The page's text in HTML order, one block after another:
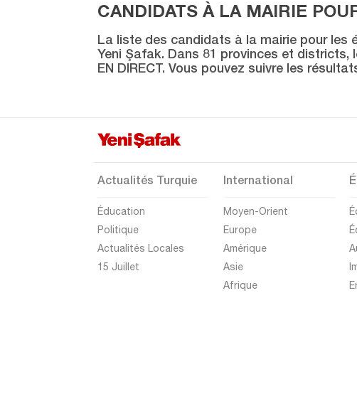
Tekirdağ
Tokat
Trabzon
Uşak
Van
Yalova
Zonguldak
CANDIDATS À LA MAIRIE
La liste des candidats à la mairie pour les
Yeni Şafak. Dans 81 provinces et
EN DIRECT. Vous pouvez suivre les
Actualités Turquie
Éducation
Politique
Actualités Locales
15 Juillet
International
Moyen-Orient
Europe
Amérique
Asie
Afrique